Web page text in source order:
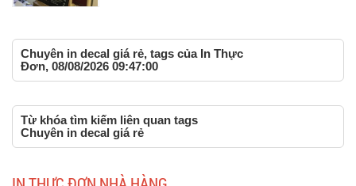
Chuyên in decal giá rẻ, tags của In Thực
Đơn, 08/08/2026 09:47:00
Từ khóa tìm kiếm liên quan tags
Chuyên in decal giá rẻ